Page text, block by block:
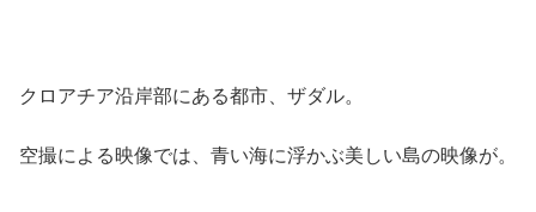
クロアチア沿岸部にある都市、ザダル。
空撮による映像では、青い海に浮かぶ美しい島の映像が。